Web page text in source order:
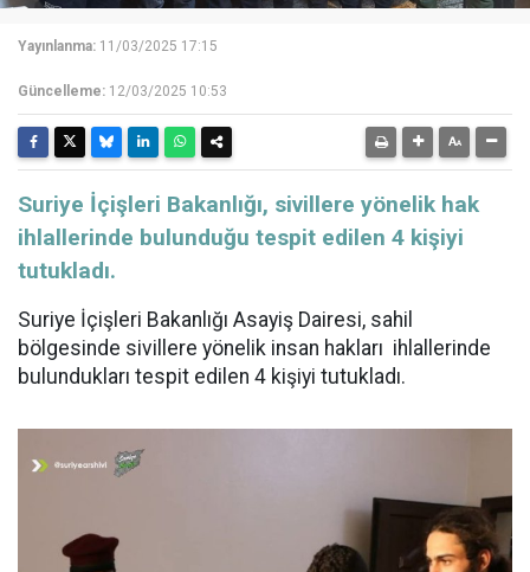
Yayınlanma: 11/03/2025 17:15
Güncelleme: 12/03/2025 10:53
Suriye İçişleri Bakanlığı, sivillere yönelik hak
ihlallerinde bulunduğu tespit edilen 4 kişiyi
tutukladı.
Suriye İçişleri Bakanlığı Asayiş Dairesi, sahil
bölgesinde sivillere yönelik insan hakları ihlallerinde
bulundukları tespit edilen 4 kişiyi tutukladı.